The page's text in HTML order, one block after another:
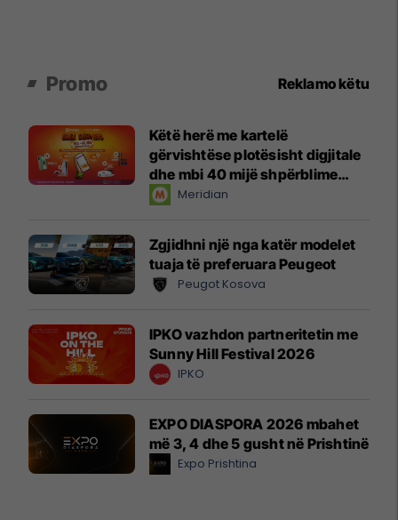
Promo Reklamo këtu
Këtë herë me kartelë
gërvishtëse plotësisht digjitale
dhe mbi 40 mijë shpërblime
instant!Meridian
Zgjidhni një nga katër modelet
tuaja të preferuara Peugeot
Peugot Kosova
IPKO vazhdon partneritetin me
Sunny Hill Festival 2026
IPKO
EXPO DIASPORA 2026 mbahet
më 3, 4 dhe 5 gusht në Prishtinë
Expo Prishtina